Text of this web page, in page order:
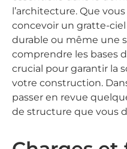
l’architecture. Que
concevoir un gratte-
durable ou même une
comprendre les bases
crucial pour garantir la
votre construction.
passer en revue
de structure que vous